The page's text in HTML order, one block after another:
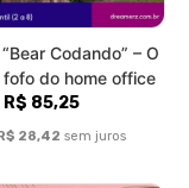
28,42 sem juros